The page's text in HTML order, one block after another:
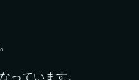
っています。